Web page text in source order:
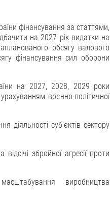
фінансування за статтями,
на 2027 рік видатки на
обсягу валового
фінансування сил оборони
на 2027, 2028, 2029 роки
воєнно-політичної
діяльності суб'єктів сектору
збройної агресії проти
виробництва